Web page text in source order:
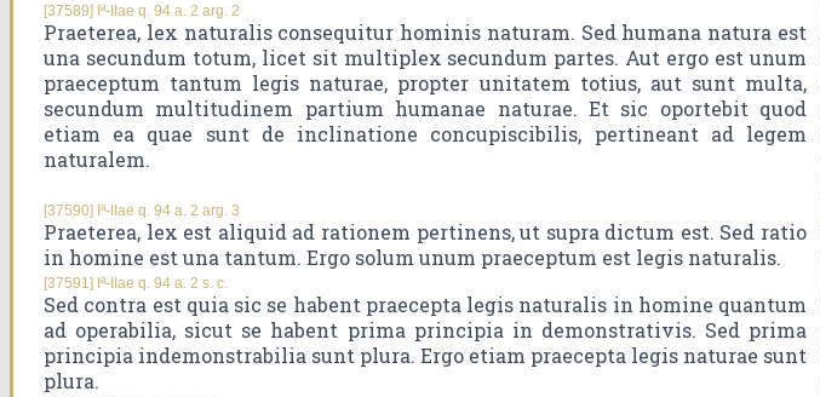
[37589] Iª-IIae q. 94 a. 2 arg. 2
Praeterea, lex naturalis consequitur hominis naturam. Sed humana natura est
una secundum totum, licet sit multiplex secundum partes. Aut ergo est unum
praeceptum tantum legis naturae, propter unitatem totius, aut sunt multa,
secundum multitudinem partium humanae naturae. Et sic oportebit quod
etiam ea quae sunt de inclinatione concupiscibilis, pertineant ad legem
naturalem.
[37590] Iª-IIae q. 94 a. 2 arg. 3
Praeterea, lex est aliquid ad rationem pertinens, ut supra dictum est. Sed ratio
in homine est una tantum. Ergo solum unum praeceptum est legis naturalis.
[37591] Iª-IIae q. 94 a. 2 s. c.
Sed contra est quia sic se habent praecepta legis naturalis in homine quantum
ad operabilia, sicut se habent prima principia in demonstrativis. Sed prima
principia indemonstrabilia sunt plura. Ergo etiam praecepta legis naturae sunt
plura.